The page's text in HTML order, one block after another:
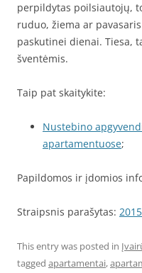
perpildytas poilsiautojų,
ruduo, žiema ar
paskutinei dienai. Tiesa,
šventėmis.
Taip pat skaitykite:
Nustebino
apartamentuose;
Papildomos ir įdomios
Straipsnis parašytas:
This entry was posted in
tagged apartamentai,